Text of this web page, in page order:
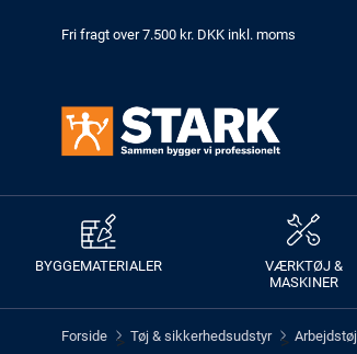
Fri fragt over 7.500 kr. DKK inkl. moms
BYGGEMATERIALER
VÆRKTØJ &
MASKINER
Forside > Tøj & sikkerhedsudstyr > Arbejdstøj